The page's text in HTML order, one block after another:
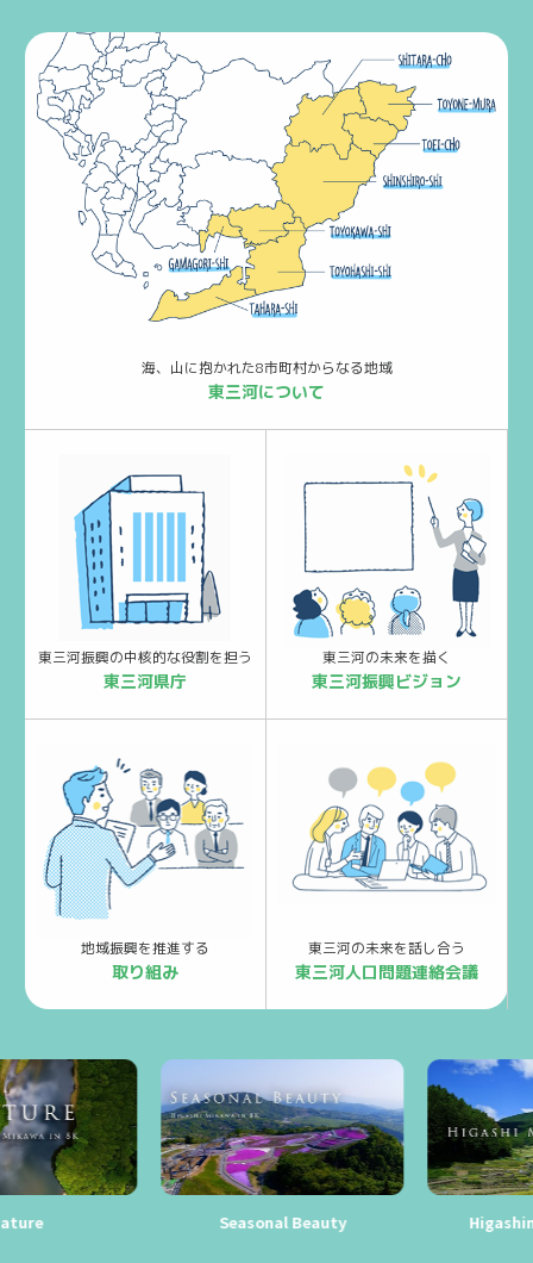
海、山に抱かれた8市町村からなる地域
東三河について
東三河振興の中核的な役割を担う
東三河県庁
東三河の未来を描く
東三河振興ビジョン
地域振興を推進する
取り組み
東三河の未来を話し合う
東三河人口問題連絡会議
Seasonal Beauty